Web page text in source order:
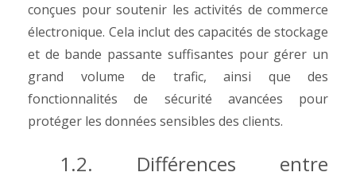
conçues pour soutenir les activités de commerce
électronique. Cela inclut des capacités de stockage
et de bande passante suffisantes pour gérer un
grand volume de trafic, ainsi que des
fonctionnalités de sécurité avancées pour
protéger les données sensibles des clients.
1.2. Différences entre